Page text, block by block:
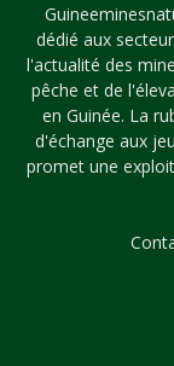
dédié aux
l'actualité des
pêche et de
en Guinée. La
d'échange aux
promet une